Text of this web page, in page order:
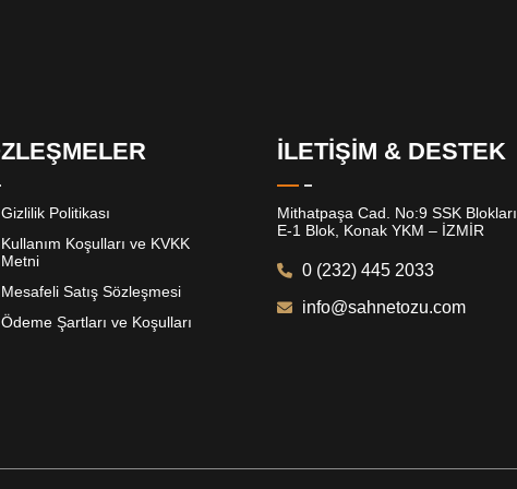
Gizlilik Politikası
Kullanım Koşulları ve KVKK
Metni
Mesafeli Satış Sözleşmesi
Ödeme Şartları ve Koşulları
İLETİŞİM & DESTEK
Mithatpaşa Cad. No:9 SSK Blokları
E-1 Blok, Konak YKM – İZMİR
0 (232) 445 2033
info@sahnetozu.com